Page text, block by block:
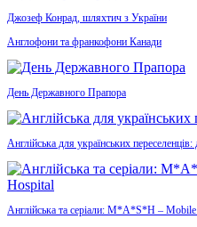
Джозеф Конрад, шляхтич з України
Англофони та франкофони Канади
День Державного Прапора
Англійська для українських
Англійська та серіали: M*A*S*H –